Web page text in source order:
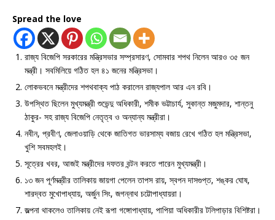
Spread the love
রাজ্য বিজেপি সরকারের মন্ত্রিসভার সম্প্রসারণ, সোমবার শপথ নিলেন আরও ৩৫ জন
মন্ত্রী। সবমিলিয়ে গঠিত হল ৪১ জনের মন্ত্রিসভা।
লোকভবনে মন্ত্রীদের শপথবাক্য পাঠ করালেন রাজ্যপাল আর এন রবি।
উপস্থিত ছিলেন মুখ্যমন্ত্রী শুভেন্দু অধিকারী, শমীক ভট্টাচার্য, সুকান্ত মজুমদার, শান্তনু
ঠাকুর- সহ রাজ্য বিজেপি নেতৃত্ব ও অন্যান্য মন্ত্রীরা।
নবীন, প্রবীণ, জেলাওয়াড়ি থেকে জাতিগত ভারসাম্য বজায় রেখে গঠিত হল মন্ত্রিসভা,
খুশি সবমহলই।
সূত্রের খবর, আজই মন্ত্রীদের দফতর বন্টন করতে পারেন মুখ্যমন্ত্রী।
১৩ জন পূর্ণমন্ত্রীর তালিকায় জায়গা পেলেন তাপস রায়, স্বপন দাসগুপ্ত, শঙ্কর ঘোষ,
শারদ্বত মুখোপাধ্যায়, অর্জুন সিং, জগন্নাথ চট্টোপাধ্যায়রা।
জল্পনা থাকলেও তালিকায় নেই রূপা গঙ্গোপাধ্যায়, পাপিয়া অধিকারীর টলিপাড়ার বিশিষ্টরা।